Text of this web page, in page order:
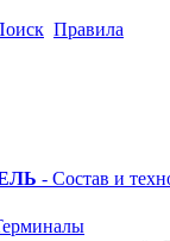
Правила
- Состав и